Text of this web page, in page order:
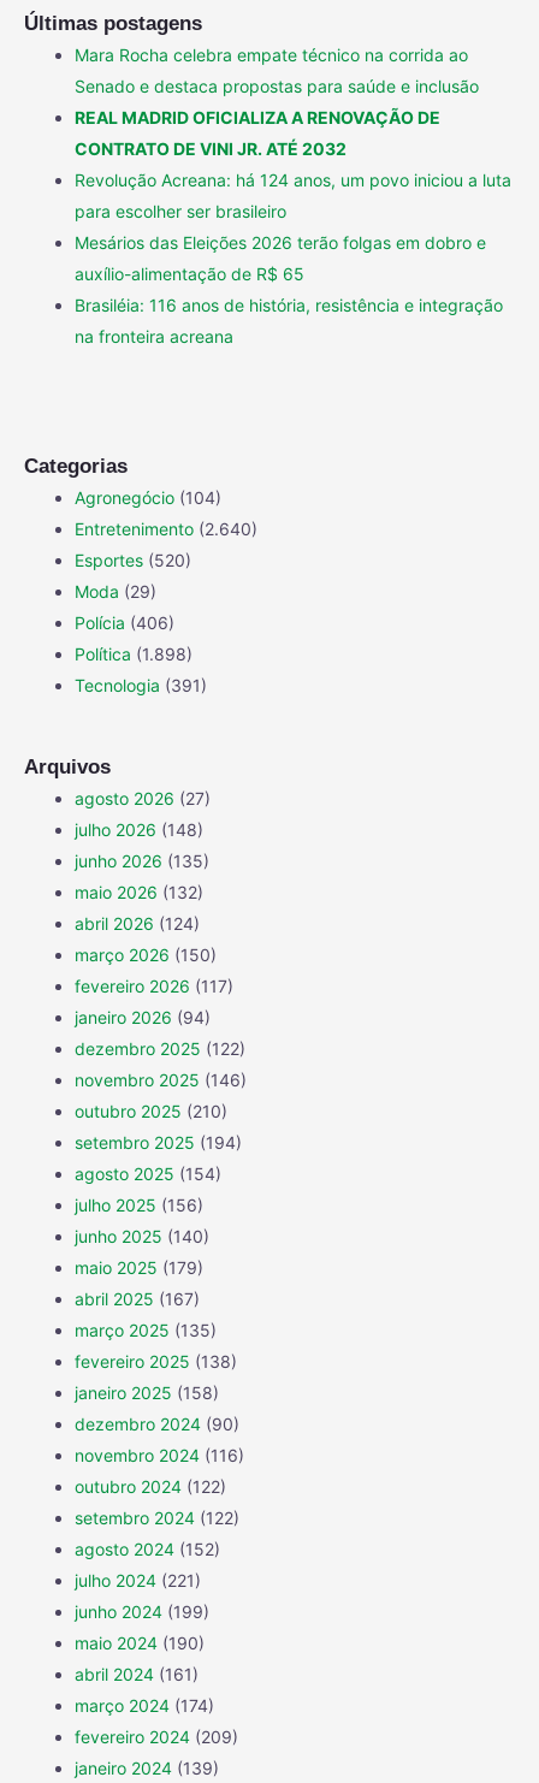
Últimas postagens
Mara Rocha celebra empate técnico na corrida ao
Senado e destaca propostas para saúde e inclusão
REAL MADRID OFICIALIZA A RENOVAÇÃO DE
CONTRATO DE VINI JR. ATÉ 2032
Revolução Acreana: há 124 anos, um povo iniciou a luta
para escolher ser brasileiro
Mesários das Eleições 2026 terão folgas em dobro e
auxílio-alimentação de R$ 65
Brasiléia: 116 anos de história, resistência e integração
na fronteira acreana
Categorias
Agronegócio (104)
Entretenimento (2.640)
Esportes (520)
Moda (29)
Polícia (406)
Política (1.898)
Tecnologia (391)
Arquivos
agosto 2026 (27)
julho 2026 (148)
junho 2026 (135)
maio 2026 (132)
abril 2026 (124)
março 2026 (150)
fevereiro 2026 (117)
janeiro 2026 (94)
dezembro 2025 (122)
novembro 2025 (146)
outubro 2025 (210)
setembro 2025 (194)
agosto 2025 (154)
julho 2025 (156)
junho 2025 (140)
maio 2025 (179)
abril 2025 (167)
março 2025 (135)
fevereiro 2025 (138)
janeiro 2025 (158)
dezembro 2024 (90)
novembro 2024 (116)
outubro 2024 (122)
setembro 2024 (122)
agosto 2024 (152)
julho 2024 (221)
junho 2024 (199)
maio 2024 (190)
abril 2024 (161)
março 2024 (174)
fevereiro 2024 (209)
janeiro 2024 (139)